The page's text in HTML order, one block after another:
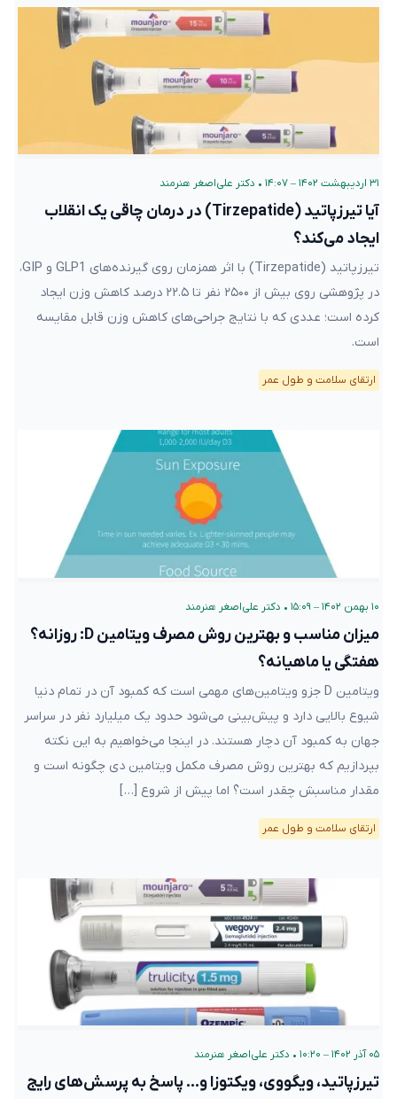
۳۱ اردیبهشت ۱۴۰۲ – ۱۴:۰۷ • دکتر علی‌اصغر هنرمند
آیا تیرزپاتید (Tirzepatide) در درمان چاقی یک انقلاب
ایجاد می‌کند؟
تیرزپاتید (Tirzepatide) با اثر همزمان روی گیرنده‌های GLP1 و GIP،
در پژوهشی روی بیش از ۲۵۰۰ نفر تا ۲۲.۵ درصد کاهش وزن ایجاد
کرده است؛ عددی که با نتایج جراحی‌های کاهش وزن قابل مقایسه
است.
ارتقای سلامت و طول عمر
۱۰ بهمن ۱۴۰۲ – ۱۵:۰۹ • دکتر علی‌اصغر هنرمند
میزان مناسب و بهترین روش مصرف ویتامین D: روزانه؟
هفتگی یا ماهیانه؟
ویتامین D جزو ویتامین‌های مهمی است که کمبود آن در تمام دنیا
شیوع بالایی دارد و پیش‌بینی می‌شود حدود یک میلیارد نفر در سراسر
جهان به کمبود آن دچار هستند. در اینجا می‌خواهیم به این نکته
بپردازیم که بهترین روش مصرف مکمل ویتامین دی چگونه است و
مقدار مناسبش چقدر است؟ اما پیش از شروع […]
ارتقای سلامت و طول عمر
۰۵ آذر ۱۴۰۲ – ۱۰:۲۰ • دکتر علی‌اصغر هنرمند
تیرزپاتید، ویگووی، ویکتوزا و… پاسخ به پرسش‌های رایج